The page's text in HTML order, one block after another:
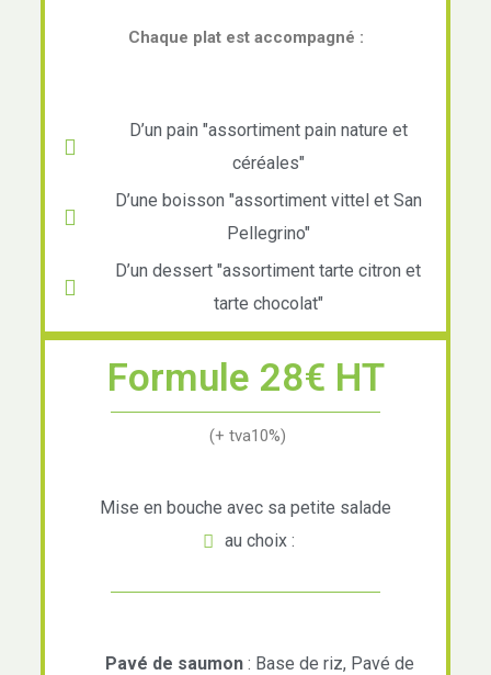
Chaque plat est accompagné :
D’un pain "assortiment pain nature et
céréales"
D’une boisson "assortiment vittel et San
Pellegrino"
D’un dessert "assortiment tarte citron et
tarte chocolat"
Formule 28€ HT
(+ tva10%)
Mise en bouche avec sa petite salade
au choix :
Pavé de saumon : Base de riz, Pavé de